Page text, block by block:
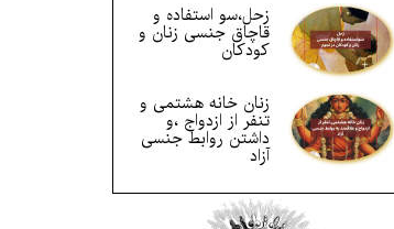
زحل،سو استفاده و
قاچاق جنسی زنان و
کودکان
زنان خانه هشتمی و
تنفر از ازدواج ،و
داشتن روابط جنسی
آزاد